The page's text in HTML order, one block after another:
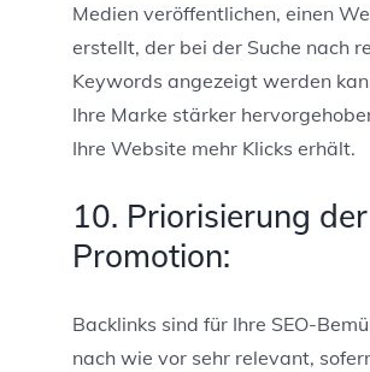
Medien veröffentlichen, einen
erstellt, der bei der Suche nach
Keywords angezeigt werden
Ihre Marke stärker
Ihre Website mehr Klicks erhält.
10. Priorisierung der
Promotion:
Backlinks sind für Ihre SEO-
nach wie vor sehr relevant,